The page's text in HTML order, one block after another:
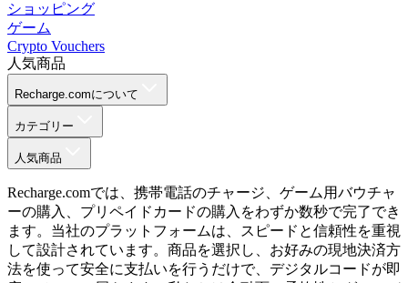
ショッピング
ゲーム
Crypto Vouchers
人気商品
Recharge.comについて
カテゴリー
人気商品
Recharge.comでは、携帯電話のチャージ、ゲーム用バウチャ
ーの購入、プリペイドカードの購入をわずか数秒で完了でき
ます。当社のプラットフォームは、スピードと信頼性を重視
して設計されています。商品を選択し、お好みの現地決済方
法を使って安全に支払いを行うだけで、デジタルコードが即